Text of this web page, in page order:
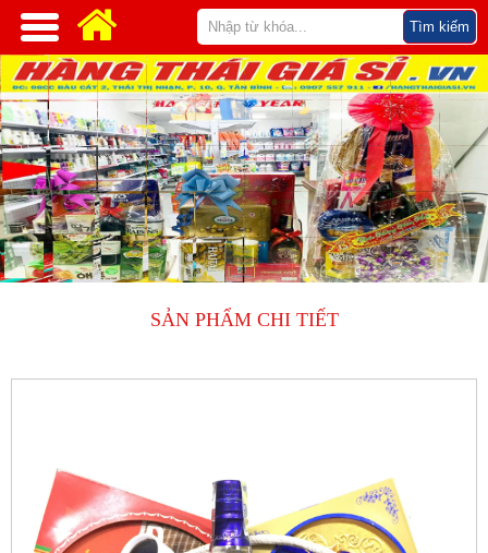
SẢN PHẨM CHI TIẾT